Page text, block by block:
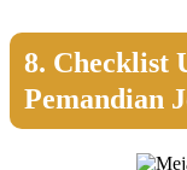
8. Checklist
Pemandian